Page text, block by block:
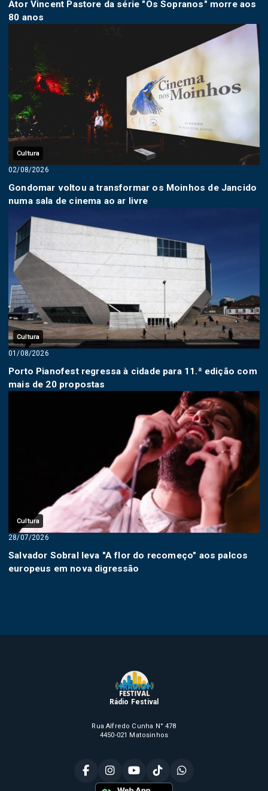
Ator Vincent Pastore da série "Os Sopranos" morre aos
80 anos
Cultura
02/08/2026
Gondomar voltou a transformar os Moinhos de Jancido
numa sala de cinema ao ar livre
Cultura
01/08/2026
Porto Pianofest regressa à cidade para 11.ª edição com
mais de 20 propostas
Cultura
28/07/2026
Salvador Sobral leva "A flor do recomeço" aos palcos
europeus em nova digressão
Rádio Festival
Rua Alfredo Cunha N° 478
4450-021 Matosinhos